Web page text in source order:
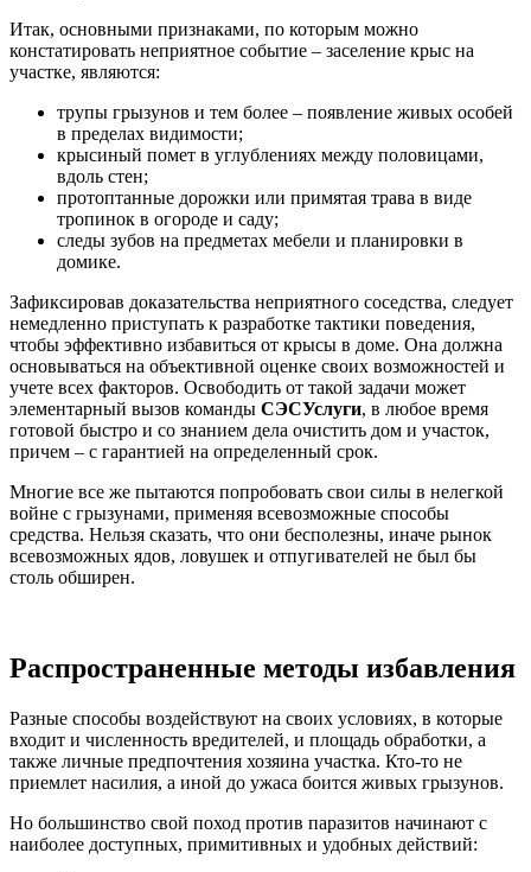
Итак, основными признаками, по которым можно
констатировать неприятное событие – заселение крыс на
участке, являются:
трупы грызунов и тем более – появление живых особей
в пределах видимости;
крысиный помет в углублениях между половицами,
вдоль стен;
протоптанные дорожки или примятая трава в виде
тропинок в огороде и саду;
следы зубов на предметах мебели и планировки в
домике.
Зафиксировав доказательства неприятного соседства, следует
немедленно приступать к разработке тактики поведения,
чтобы эффективно избавиться от крысы в доме. Она должна
основываться на объективной оценке своих возможностей и
учете всех факторов. Освободить от такой задачи может
элементарный вызов команды СЭСУслуги, в любое время
готовой быстро и со знанием дела очистить дом и участок,
причем – с гарантией на определенный срок.
Многие все же пытаются попробовать свои силы в нелегкой
войне с грызунами, применяя всевозможные способы
средства. Нельзя сказать, что они бесполезны, иначе рынок
всевозможных ядов, ловушек и отпугивателей не был бы
столь обширен.
Распространенные методы избавления
Разные способы воздействуют на своих условиях, в которые
входит и численность вредителей, и площадь обработки, а
также личные предпочтения хозяина участка. Кто-то не
приемлет насилия, а иной до ужаса боится живых грызунов.
Но большинство свой поход против паразитов начинают с
наиболее доступных, примитивных и удобных действий: